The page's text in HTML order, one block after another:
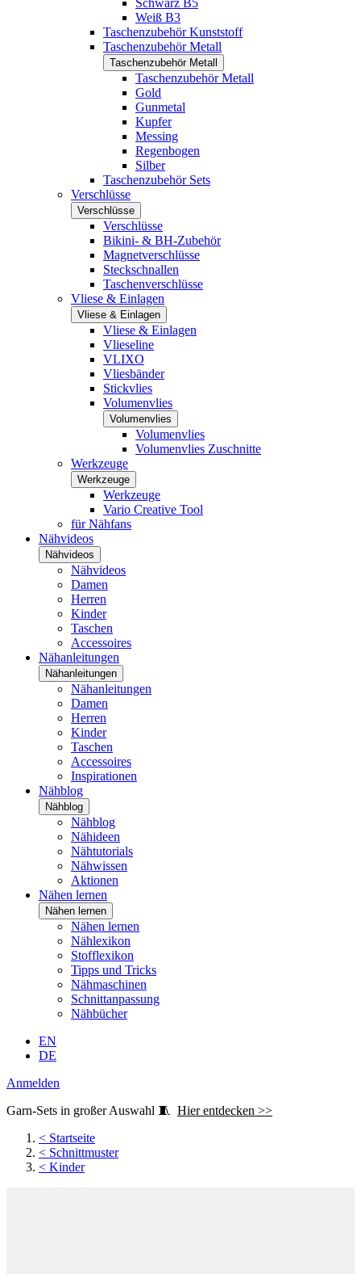
Schwarz B5
Weiß B3
Taschenzubehör Kunststoff
Taschenzubehör Metall
Taschenzubehör Metall
Taschenzubehör Metall
Gold
Gunmetal
Kupfer
Messing
Regenbogen
Silber
Taschenzubehör Sets
Verschlüsse
Verschlüsse
Verschlüsse
Bikini- & BH-Zubehör
Magnetverschlüsse
Steckschnallen
Taschenverschlüsse
Vliese & Einlagen
Vliese & Einlagen
Vliese & Einlagen
Vlieseline
VLIXO
Vliesbänder
Stickvlies
Volumenvlies
Volumenvlies
Volumenvlies
Volumenvlies Zuschnitte
Werkzeuge
Werkzeuge
Werkzeuge
Vario Creative Tool
für Nähfans
Nähvideos
Nähvideos
Nähvideos
Damen
Herren
Kinder
Taschen
Accessoires
Nähanleitungen
Nähanleitungen
Nähanleitungen
Damen
Herren
Kinder
Taschen
Accessoires
Inspirationen
Nähblog
Nähblog
Nähblog
Nähideen
Nähtutorials
Nähwissen
Aktionen
Nähen lernen
Nähen lernen
Nähen lernen
Nählexikon
Stofflexikon
Tipps und Tricks
Nähmaschinen
Schnittanpassung
Nähbücher
EN
DE
Anmelden
Garn-Sets in großer Auswahl 🧵 Hier entdecken >>
< Startseite
< Schnittmuster
< Kinder